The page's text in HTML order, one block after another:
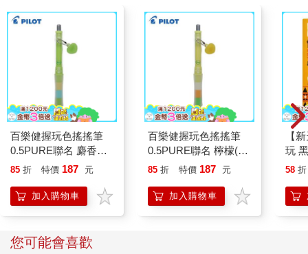
百樂健握玩色搖搖筆
0.5PURE聯名 麝香葡
萄(限量)
85 折 特價 187 元
加入購物車
百樂健握玩色搖搖筆
0.5PURE聯名 檸檬(限
量)
85 折 特價 187 元
加入購物車
【
玩
58 折
您可能會喜歡